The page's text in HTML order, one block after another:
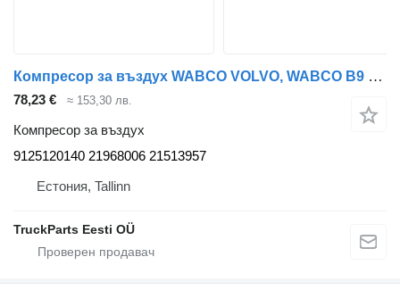
Компресор за въздух WABCO VOLVO, WABCO B9 (01.10-) 9125120140 за автобус Volvo B7, B8, B9, B12 bus (2005-)
78,23 € ≈ 153,30 лв.
Компресор за въздух
9125120140 21968006 21513957
Естония, Tallinn
TruckParts Eesti OÜ